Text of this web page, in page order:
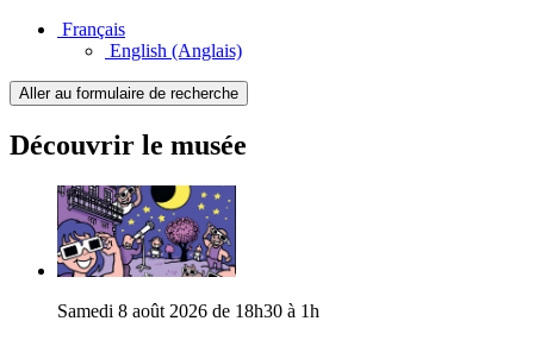
Français
English (Anglais)
Aller au formulaire de recherche
Découvrir le musée
Samedi 8 août 2026 de 18h30 à 1h